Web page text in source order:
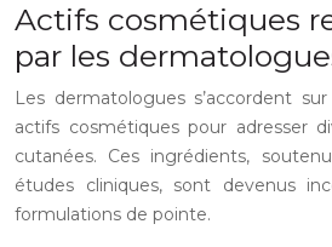
Actifs cosmétiques
par les
Les dermatologues s’accordent
actifs cosmétiques pour adresser
cutanées. Ces ingrédients,
études cliniques, sont devenus
formulations de pointe.